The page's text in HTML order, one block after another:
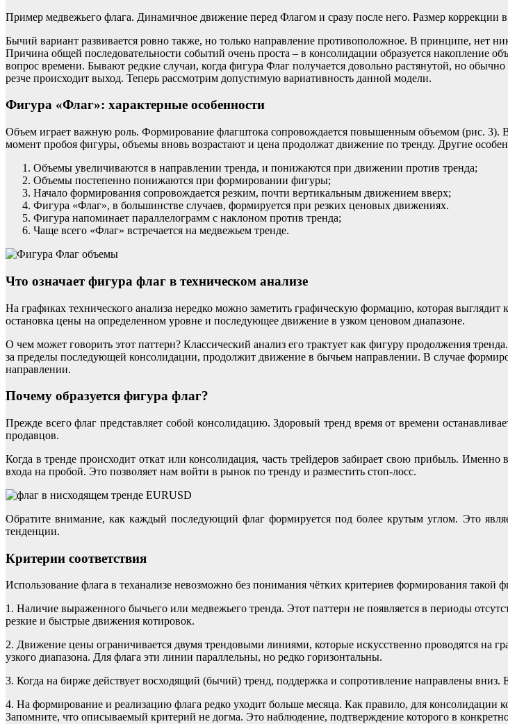
Пример медвежьего флага. Динамичное движение перед Флагом и сразу после него. Размер коррекции
Бычий вариант развивается ровно также, но только направление противоположное. В принципе, нет
Причина общей последовательности событий очень проста – в консолидации образуется накопление
вопрос времени. Бывают редкие случаи, когда фигура Флаг получается довольно растянутой, но
резче происходит выход. Теперь рассмотрим допустимую вариативность данной модели.
Фигура «Флаг»: характерные особенности
Объем играет важную роль. Формирование флагштока сопровождается повышенным объемом (рис.
момент пробоя фигуры, объемы вновь возрастают и цена продолжат движение по тренду. Другие
Объемы увеличиваются в направлении тренда, и понижаются при движении против тренда;
Объемы постепенно понижаются при формировании фигуры;
Начало формирования сопровождается резким, почти вертикальным движением вверх;
Фигура «Флаг», в большинстве случаев, формируется при резких ценовых движениях.
Фигура напоминает параллелограмм с наклоном против тренда;
Чаще всего «Флаг» встречается на медвежьем тренде.
Что означает фигура флаг в техническом анализе
На графиках технического анализа нередко можно заметить графическую формацию, которая
остановка цены на определенном уровне и последующее движение в узком ценовом диапазоне.
О чем может говорить этот паттерн? Классический анализ его трактует как фигуру продолжения
за пределы последующей консолидации, продолжит движение в бычьем направлении. В случае
направлении.
Почему образуется фигура флаг?
Прежде всего флаг представляет собой консолидацию. Здоровый тренд время от времени
продавцов.
Когда в тренде происходит откат или консолидация, часть трейдеров забирает свою прибыль.
входа на пробой. Это позволяет нам войти в рынок по тренду и разместить стоп-лосс.
Обратите внимание, как каждый последующий флаг формируется под более крутым углом. Это
тенденции.
Критерии соответствия
Использование флага в теханализе невозможно без понимания чётких критериев формирования такой
1. Наличие выраженного бычьего или медвежьего тренда. Этот паттерн не появляется в периоды
резкие и быстрые движения котировок.
2. Движение цены ограничивается двумя трендовыми линиями, которые искусственно проводятся на
узкого диапазона. Для флага эти линии параллельны, но редко горизонтальны.
3. Когда на бирже действует восходящий (бычий) тренд, поддержка и сопротивление направлены
4. На формирование и реализацию флага редко уходит больше месяца. Как правило, для консолидации
Запомните, что описываемый критерий не догма. Это наблюдение, подтверждение которого в